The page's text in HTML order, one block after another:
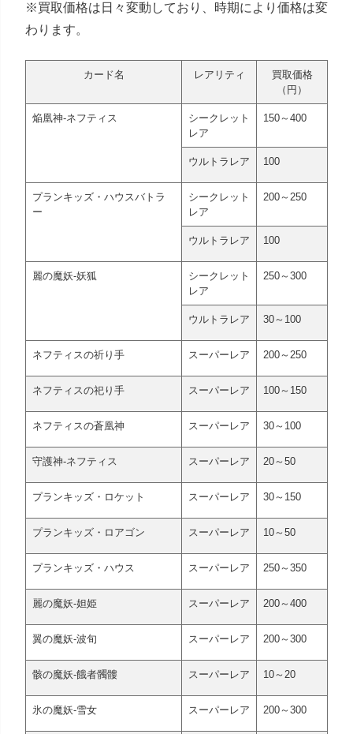
※買取価格は日々変動しており、時期により価格は変
わります。
カード名 レアリティ
買取価格
（円）
焔凰神-ネフティス
シークレット
レア
150～400
ウルトラレア 100
プランキッズ・ハウスバトラ
ー
シークレット
レア
200～250
ウルトラレア 100
麗の魔妖-妖狐
シークレット
レア
250～300
ウルトラレア 30～100
ネフティスの祈り手 スーパーレア 200～250
ネフティスの祀り手 スーパーレア 100～150
ネフティスの蒼凰神 スーパーレア 30～100
守護神-ネフティス スーパーレア 20～50
プランキッズ・ロケット スーパーレア 30～150
プランキッズ・ロアゴン スーパーレア 10～50
プランキッズ・ハウス スーパーレア 250～350
麗の魔妖-妲姫 スーパーレア 200～400
翼の魔妖-波旬 スーパーレア 200～300
骸の魔妖-餓者髑髏 スーパーレア 10～20
氷の魔妖-雪女 スーパーレア 200～300